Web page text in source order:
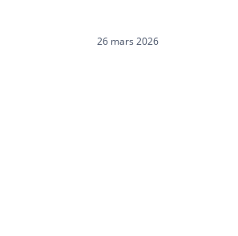
26 mars 2026